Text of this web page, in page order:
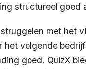
structureel goed
met het
het volgende
goed. QuizX